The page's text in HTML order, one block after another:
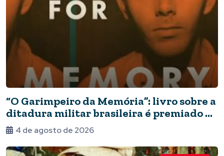
“O Garimpeiro da Memória”: livro sobre a
ditadura militar brasileira é premiado no
Canadá
4 de agosto de 2026